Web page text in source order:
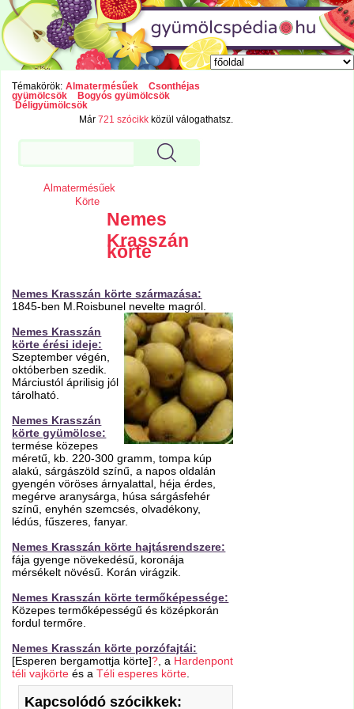
Témakörök: Almatermésűek
Csonthéjas
gyümölcsök
Bogyós gyümölcsök
Déligyümölcsök
Már721 szócikk közül válogathatsz.
Almatermésűek
Körte
Nemes
Krasszán
körte
Nemes Krasszán körte származása:
1845-ben M.Roisbunel nevelte magról.
Nemes Krasszán
körte érési ideje:
Szeptember végén,
októberben szedik.
Márciustól áprilisig jól
tárolható.
Nemes Krasszán
körte gyümölcse:
termése közepes
méretű, kb. 220-300 gramm, tompa kúp
alakú, sárgászöld színű, a napos oldalán
gyengén vöröses árnyalattal, héja érdes,
megérve aranysárga, húsa sárgásfehér
színű, enyhén szemcsés, olvadékony,
lédús, fűszeres, fanyar.
Nemes Krasszán körte hajtásrendszere:
fája gyenge növekedésű, koronája
mérsékelt növésű. Korán virágzik.
Nemes Krasszán körte termőképessége:
Közepes termőképességű és középkorán
fordul termőre.
Nemes Krasszán körte porzófajtái:
[Esperen bergamottja körte]? , a Hardenpont
téli vajkörte és aTéli esperes körte
Kapcsolódó szócikkek: